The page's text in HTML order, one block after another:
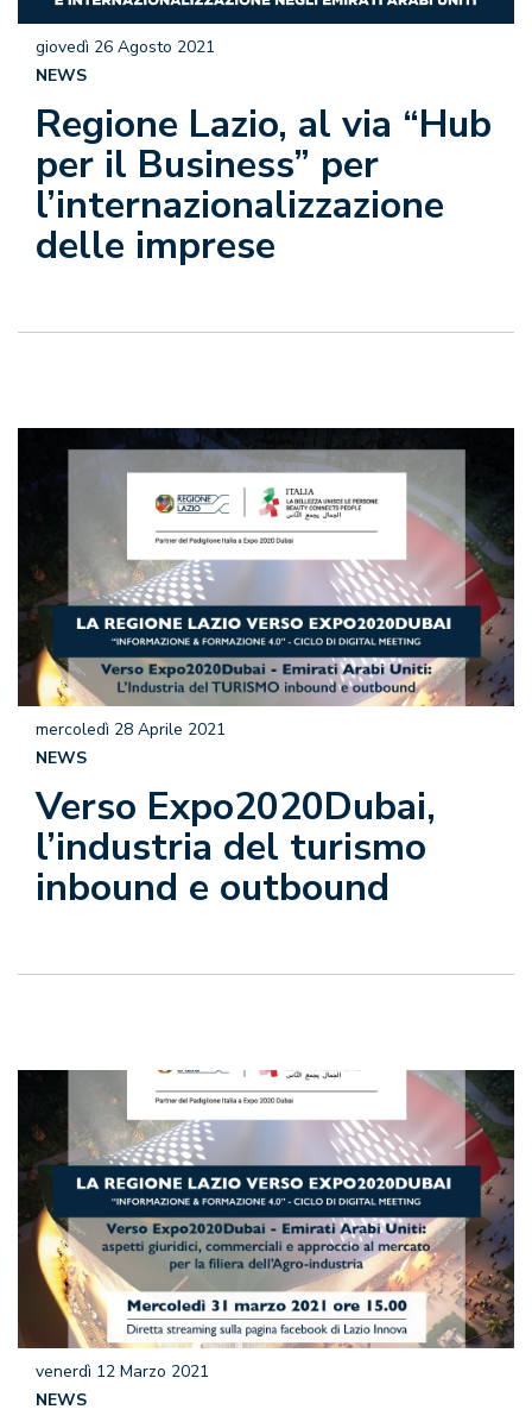
Regione Lazio, al via “Hub
per il Business” per
l’internazionalizzazione
delle imprese
giovedì 26 Agosto 2021
NEWS
Verso Expo2020Dubai,
l’industria del turismo
inbound e outbound
mercoledì 28 Aprile 2021
NEWS
venerdì 12 Marzo 2021
NEWS